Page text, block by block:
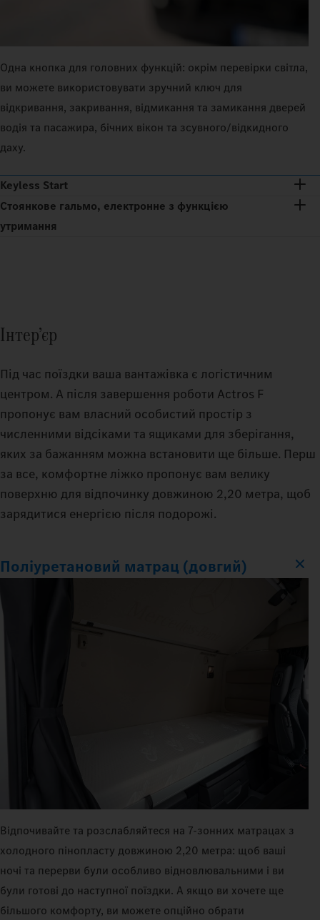
Одна кнопка для головних функцій: окрім перевірки світла,
ви можете використовувати зручний ключ для
відкривання, закривання, відмикання та замикання дверей
водія та пасажира, бічних вікон та зсувного/відкидного
даху.
Keyless Start
Стоянкове гальмо, електронне з функцією
утримання
Інтер’єр
Під час поїздки ваша вантажівка є логістичним
центром. А після завершення роботи Actros F
пропонує вам власний особистий простір з
численними відсіками та ящиками для зберігання,
яких за бажанням можна встановити ще більше. Перш
за все, комфортне ліжко пропонує вам велику
поверхню для відпочинку довжиною 2,20 метра, щоб
зарядитися енергією після подорожі.
Поліуретановий матрац (довгий)
Відпочивайте та розслабляйтеся на 7‑зонних матрацах з
холодного пінопласту довжиною 2,20 метра: щоб ваші
ночі та перерви були особливо відновлювальними і ви
були готові до наступної поїздки. А якщо ви хочете ще
більшого комфорту, ви можете опційно обрати